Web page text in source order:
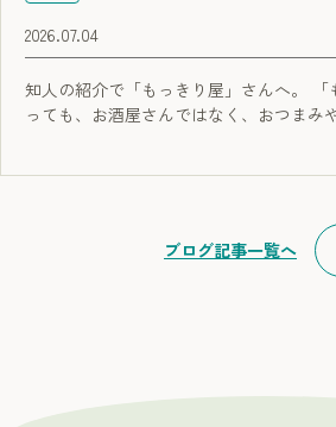
2026.07.04
知人の紹介で「もっきり屋」さんへ。
っても、お酒屋さんではなく、おつまみ
ブログ記事一覧へ